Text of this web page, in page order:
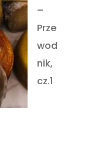
–
Prze
wod
nik,
cz.1